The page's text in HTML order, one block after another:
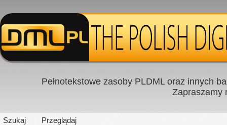
Pełnotekstowe zasoby PLDML oraz innych
Zapraszamy
Szukaj Przeglądaj